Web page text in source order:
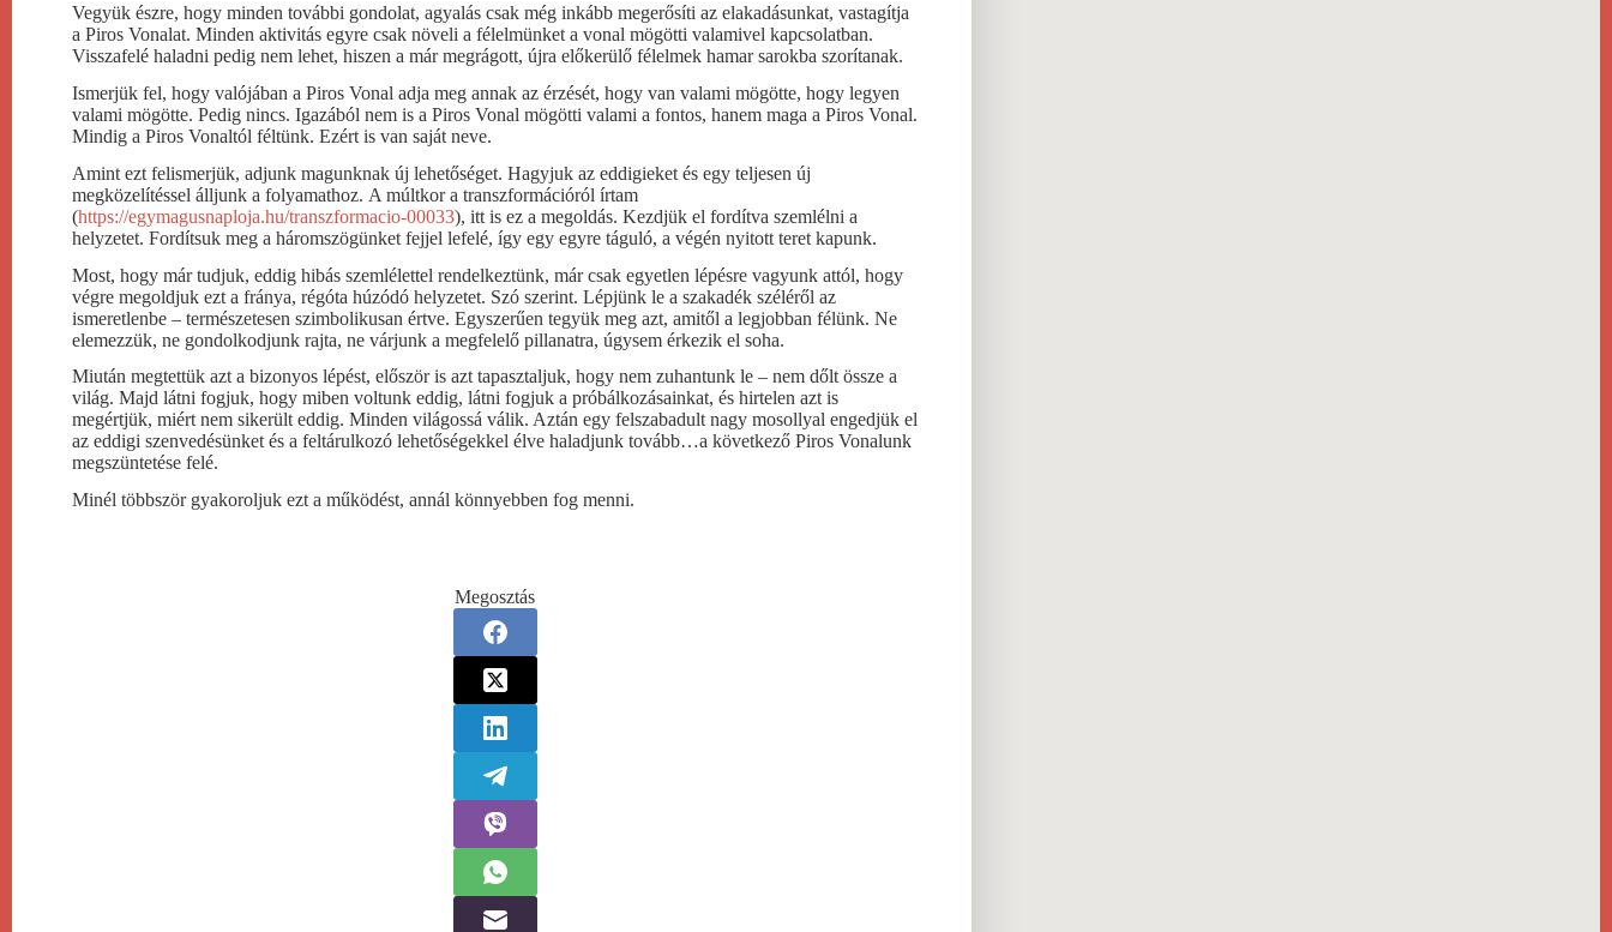
Vegyük észre, hogy minden további gondolat, agyalás csak még inkább megerősíti az elakadásunkat, vastagítja
a Piros Vonalat. Minden aktivitás egyre csak növeli a félelmünket a vonal mögötti valamivel kapcsolatban.
Visszafelé haladni pedig nem lehet, hiszen a már megrágott, újra előkerülő félelmek hamar sarokba szorítanak.
Ismerjük fel, hogy valójában a Piros Vonal adja meg annak az érzését, hogy van valami mögötte, hogy legyen
valami mögötte. Pedig nincs. Igazából nem is a Piros Vonal mögötti valami a fontos, hanem maga a Piros Vonal.
Mindig a Piros Vonaltól féltünk. Ezért is van saját neve.
Amint ezt felismerjük, adjunk magunknak új lehetőséget. Hagyjuk az eddigieket és egy teljesen új
megközelítéssel álljunk a folyamathoz. A múltkor a transzformációról írtam
(https://egymagusnaploja.hu/transzformacio-00033), itt is ez a megoldás. Kezdjük el fordítva szemlélni a
helyzetet. Fordítsuk meg a háromszögünket fejjel lefelé, így egy egyre táguló, a végén nyitott teret kapunk.
Most, hogy már tudjuk, eddig hibás szemlélettel rendelkeztünk, már csak egyetlen lépésre vagyunk attól, hogy
végre megoldjuk ezt a fránya, régóta húzódó helyzetet. Szó szerint. Lépjünk le a szakadék széléről az
ismeretlenbe – természetesen szimbolikusan értve. Egyszerűen tegyük meg azt, amitől a legjobban félünk. Ne
elemezzük, ne gondolkodjunk rajta, ne várjunk a megfelelő pillanatra, úgysem érkezik el soha.
Miután megtettük azt a bizonyos lépést, először is azt tapasztaljuk, hogy nem zuhantunk le – nem dőlt össze a
világ. Majd látni fogjuk, hogy miben voltunk eddig, látni fogjuk a próbálkozásainkat, és hirtelen azt is
megértjük, miért nem sikerült eddig. Minden világossá válik. Aztán egy felszabadult nagy mosollyal engedjük el
az eddigi szenvedésünket és a feltárulkozó lehetőségekkel élve haladjunk tovább…a következő Piros Vonalunk
megszüntetése felé.
Minél többször gyakoroljuk ezt a működést, annál könnyebben fog menni.
Megosztás